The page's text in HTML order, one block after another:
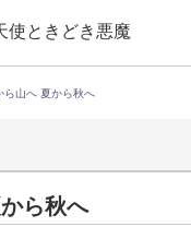
使ときどき悪魔
ら山へ 夏から秋へ
ら秋へ